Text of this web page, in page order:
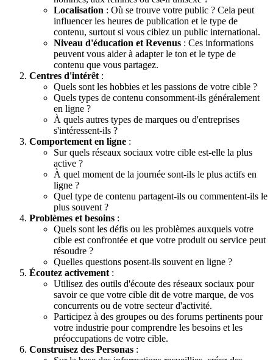
Localisation : Où se trouve votre public ? Cela peut
influencer les heures de publication et le type de
contenu, surtout si vous ciblez un public international.
Niveau d'éducation et Revenus : Ces informations
peuvent vous aider à adapter le ton et le type de
contenu que vous partagez.
Centres d'intérêt :
Quels sont les hobbies et les passions de votre cible ?
Quels types de contenu consomment-ils généralement
en ligne ?
À quels autres types de marques ou d'entreprises
s'intéressent-ils ?
Comportement en ligne :
Sur quels réseaux sociaux votre cible est-elle la plus
active ?
À quel moment de la journée sont-ils le plus actifs en
ligne ?
Quel type de contenu partagent-ils ou commentent-ils le
plus souvent ?
Problèmes et besoins :
Quels sont les défis ou les problèmes auxquels votre
cible est confrontée et que votre produit ou service peut
résoudre ?
Quelles questions posent-ils souvent en ligne ?
Écoutez activement :
Utilisez des outils d'écoute des réseaux sociaux pour
savoir ce que votre cible dit de votre marque, de vos
concurrents ou de votre secteur d'activité.
Participez à des groupes ou des forums pertinents pour
votre industrie pour comprendre les besoins et les
préoccupations de votre cible.
Construisez des Personas :